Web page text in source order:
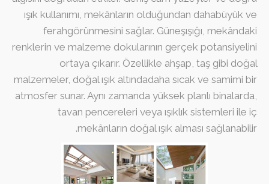
ışık kullanımı, mekânların olduğundan dahabüyük ve
ferahgörünmesini sağlar. Güneşışığı, mekândaki
renklerin ve malzeme dokularının gerçek potansiyelini
ortaya çıkarır. Özellikle ahşap, taş gibi doğal
malzemeler, doğal ışık altındadaha sıcak ve samimi bir
atmosfer sunar. Aynı zamanda yüksek planlı binalarda,
tavan pencereleri veya ışıklık sistemleri ile iç
mekânların doğal ışık alması sağlanabilir.